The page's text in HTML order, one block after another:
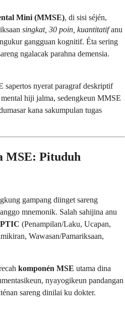
Mini (MMSE), di sisi séjén,
singkat, 30 poin, kuantitatifanu
gangguan kognitif. Éta sering
ngalacak parahna demensia.
sapertos nyerat paragraf deskriptif
hiji jalma, sedengkeun MMSE
kana sakumpulan tugas
MSE: Pituduh
gampang diinget sareng
mnemonik. Salah sahijina anu
(Penampilan/Laku, Ucapan,
Wawasan/Pamariksaan,
komponén MSE utama dina
nyayogikeun pandangan
sareng dinilai ku dokter.